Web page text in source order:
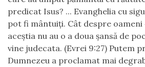
predicat Isus? ... Evanghelia cu
pot fi mântuiți. Cât despre oameni
aceștia nu au o a doua șansă de
vine judecata. (Evrei 9:27) Putem
Dumnezeu a proclamat mai